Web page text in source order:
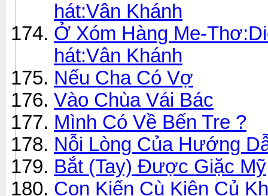
hát:Vân Khánh
Ở Xóm Hàng Me-
hát:Vân Khánh
Nếu Cha Có Vợ
Vào Chùa Vái Bác
Mình Có Về Bến Tre ?
Nỗi Lòng Của Hướng
Bắt (Tay) Được Giặc Mỹ
Con Kiến Cù Kiện Củ